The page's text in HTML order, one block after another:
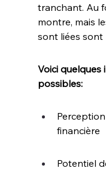
tranchant. Au
montre, mais
sont liées
Voici quelques
possibles:
financière
Potentiel